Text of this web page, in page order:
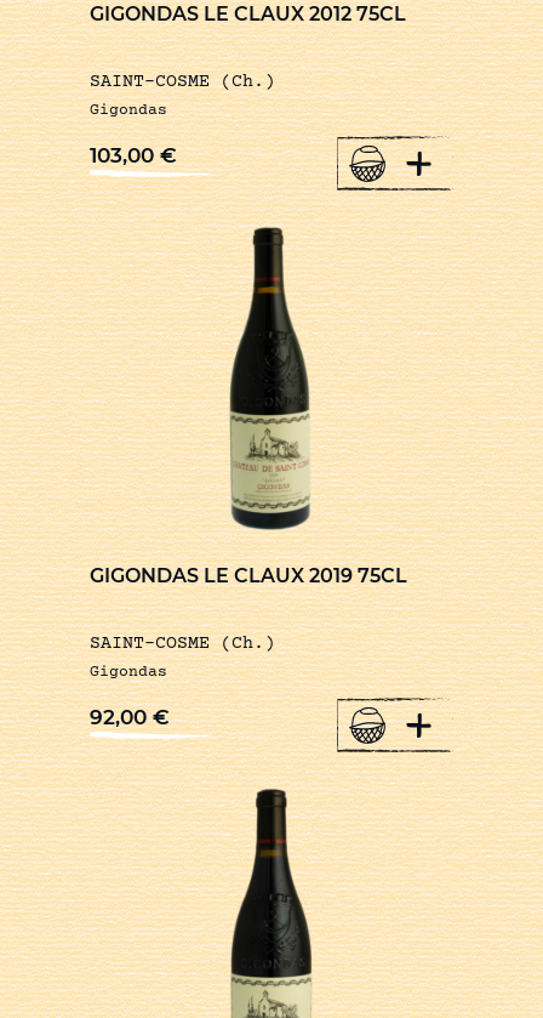
GIGONDAS LE CLAUX 2012 75CL
SAINT-COSME (Ch.)
Gigondas
103,00€ +
GIGONDAS LE CLAUX 2019 75CL
SAINT-COSME (Ch.)
Gigondas
92,00€ +